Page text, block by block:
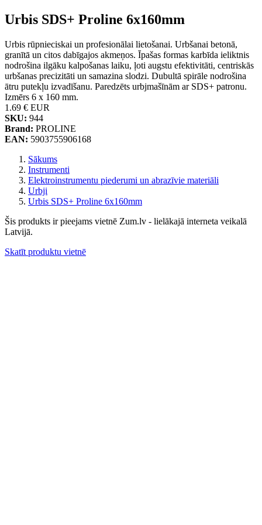
Urbis SDS+ Proline 6x160mm
Urbis rūpnieciskai un profesionālai lietošanai. Urbšanai betonā,
granītā un citos dabīgajos akmeņos. Īpašas formas karbīda ieliktnis
nodrošina ilgāku kalpošanas laiku, ļoti augstu efektivitāti, centriskās
urbšanas precizitāti un samazina slodzi. Dubultā spirāle nodrošina
ātru putekļu izvadīšanu. Paredzēts urbjmašīnām ar SDS+ patronu.
Izmērs 6 x 160 mm.
1.69 € EUR
SKU: 944
Brand: PROLINE
EAN: 5903755906168
Sākums
Instrumenti
Elektroinstrumentu piederumi un abrazīvie materiāli
Urbji
Urbis SDS+ Proline 6x160mm
Šis produkts ir pieejams vietnē Zum.lv - lielākajā interneta veikalā
Latvijā.
Skatīt produktu vietnē